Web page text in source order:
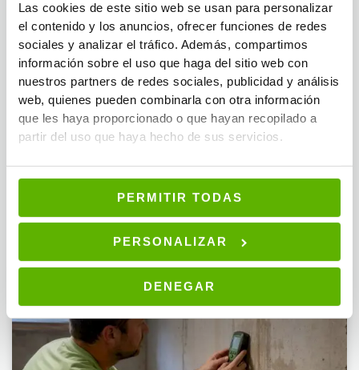
Las cookies de este sitio web se usan para personalizar
el contenido y los anuncios, ofrecer funciones de redes
sociales y analizar el tráfico. Además, compartimos
información sobre el uso que haga del sitio web con
nuestros partners de redes sociales, publicidad y análisis
web, quienes pueden combinarla con otra información
que les haya proporcionado o que hayan recopilado a
partir del uso que haya hecho de sus servicios.
PERMITIR TODAS
PERSONALIZAR
DENEGAR
realizar un mantenimiento regular de los sistemas de
fontanería para prevenir fugas o roturas que puedan
contribuir a las filtraciones
En resumen, la humedad por filtración lateral puede ser un
problema grave en los sótanos enterrados de las viviendas. Sin
embargo, con las medidas adecuadas de prevención y solución,
este problema puede ser controlado. Si tienes problemas de
humedad en tu sótano, es recomendable buscar la asesoría de
Últimas entradas